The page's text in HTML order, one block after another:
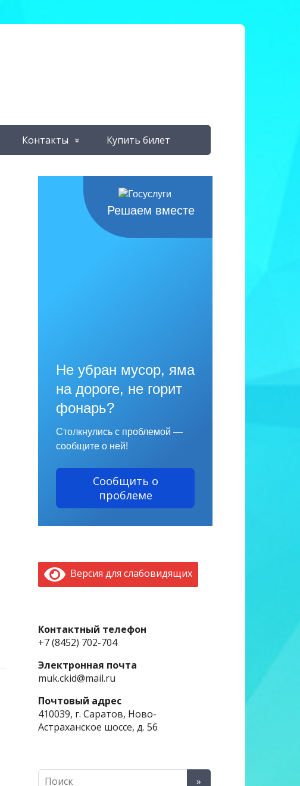
Контакты Купить билет
Решаем вместе
Не убран мусор, яма
на дороге, не горит
фонарь?
Столкнулись с проблемой —
сообщите о ней!
Сообщить о
проблеме
Версия для слабовидящих
Контактный телефон
+7 (8452) 702-704
Электронная почта
muk.ckid@mail.ru
Почтовый адрес
410039, г. Саратов, Ново-
Астраханское шоссе, д. 56